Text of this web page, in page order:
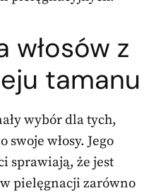
włosów z
tamanu
wybór dla tych,
swoje włosy. Jego
sprawiają, że jest
pielęgnacji zarówno